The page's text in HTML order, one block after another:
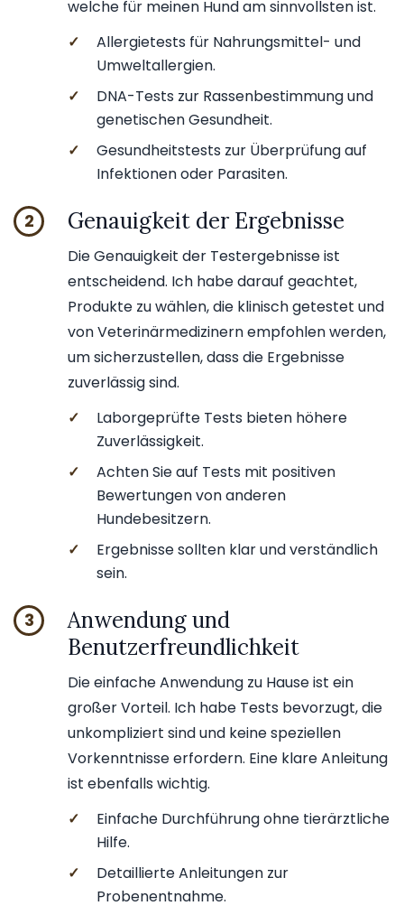
welche für meinen Hund am sinnvollsten ist.
✓
Allergietests für Nahrungsmittel- und
Umweltallergien.
✓
DNA-Tests zur Rassenbestimmung und
genetischen Gesundheit.
✓
Gesundheitstests zur Überprüfung auf
Infektionen oder Parasiten.
2 Genauigkeit der Ergebnisse
Die Genauigkeit der Testergebnisse ist
entscheidend. Ich habe darauf geachtet,
Produkte zu wählen, die klinisch getestet und
von Veterinärmedizinern empfohlen werden,
um sicherzustellen, dass die Ergebnisse
zuverlässig sind.
✓
Laborgeprüfte Tests bieten höhere
Zuverlässigkeit.
✓
Achten Sie auf Tests mit positiven
Bewertungen von anderen
Hundebesitzern.
✓
Ergebnisse sollten klar und verständlich
sein.
3
Anwendung und
Benutzerfreundlichkeit
Die einfache Anwendung zu Hause ist ein
großer Vorteil. Ich habe Tests bevorzugt, die
unkompliziert sind und keine speziellen
Vorkenntnisse erfordern. Eine klare Anleitung
ist ebenfalls wichtig.
✓
Einfache Durchführung ohne tierärztliche
Hilfe.
✓
Detaillierte Anleitungen zur
Probenentnahme.